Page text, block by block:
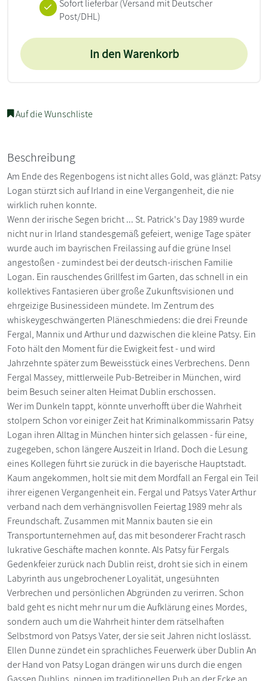
Sofort lieferbar(Versand mit Deutscher
Post/DHL)
In den Warenkorb
Auf die Wunschliste
Beschreibung
Am Ende des Regenbogens ist nicht alles Gold, was glänzt: Patsy
Logan stürzt sich auf Irland in eine Vergangenheit, die nie
wirklich ruhen konnte.
Wenn der irische Segen bricht ... St. Patrick's Day 1989 wurde
nicht nur in Irland standesgemäß gefeiert, wenige Tage später
wurde auch im bayrischen Freilassing auf die grüne Insel
angestoßen - zumindest bei der deutsch-irischen Familie
Logan. Ein rauschendes Grillfest im Garten, das schnell in ein
kollektives Fantasieren über große Zukunftsvisionen und
ehrgeizige Businessideen mündete. Im Zentrum des
whiskeygeschwängerten Pläneschmiedens: die drei Freunde
Fergal, Mannix und Arthur und dazwischen die kleine Patsy. Ein
Foto hält den Moment für die Ewigkeit fest - und wird
Jahrzehnte später zum Beweisstück eines Verbrechens. Denn
Fergal Massey, mittlerweile Pub-Betreiber in München, wird
beim Besuch seiner alten Heimat Dublin erschossen.
Wer im Dunkeln tappt, könnte unverhofft über die Wahrheit
stolpern Schon vor einiger Zeit hat Kriminalkommissarin Patsy
Logan ihren Alltag in München hinter sich gelassen - für eine,
zugegeben, schon längere Auszeit in Irland. Doch die Lesung
eines Kollegen führt sie zurück in die bayerische Hauptstadt.
Kaum angekommen, holt sie mit dem Mordfall an Fergal ein Teil
ihrer eigenen Vergangenheit ein. Fergal und Patsys Vater Arthur
verband nach dem verhängnisvollen Feiertag 1989 mehr als
Freundschaft. Zusammen mit Mannix bauten sie ein
Transportunternehmen auf, das mit besonderer Fracht rasch
lukrative Geschäfte machen konnte. Als Patsy für Fergals
Gedenkfeier zurück nach Dublin reist, droht sie sich in einem
Labyrinth aus ungebrochener Loyalität, ungesühnten
Verbrechen und persönlichen Abgründen zu verirren. Schon
bald geht es nicht mehr nur um die Aufklärung eines Mordes,
sondern auch um die Wahrheit hinter dem rätselhaften
Selbstmord von Patsys Vater, der sie seit Jahren nicht loslässt.
Ellen Dunne zündet ein sprachliches Feuerwerk über Dublin An
der Hand von Patsy Logan drängen wir uns durch die engen